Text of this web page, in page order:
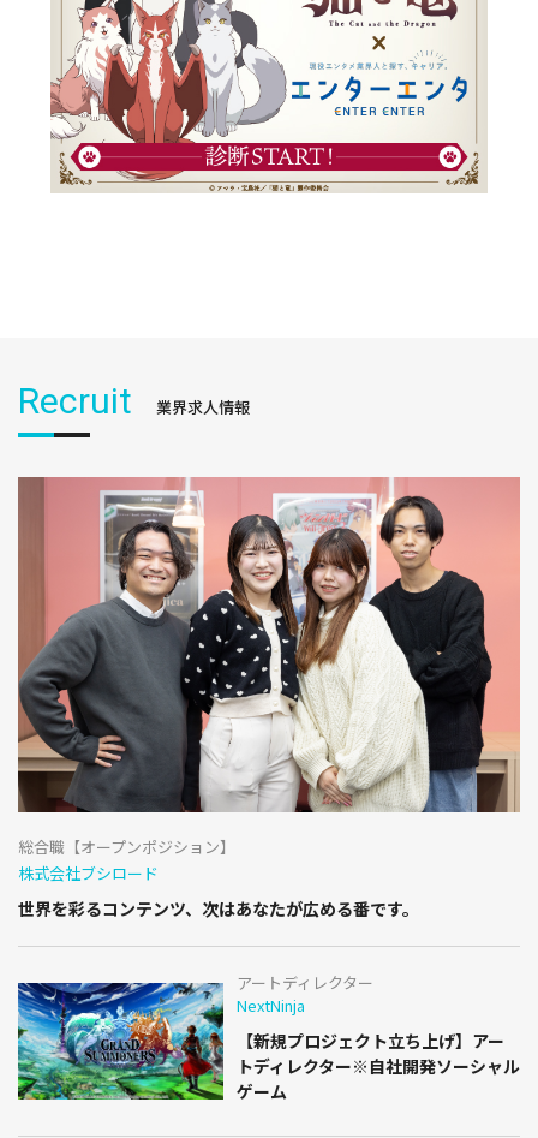
Recruit 業界求人情報
総合職【オープンポジション】
株式会社ブシロード
世界を彩るコンテンツ、次はあなたが広める番です。
アートディレクター
NextNinja
【新規プロジェクト立ち上げ】アー
トディレクター※自社開発ソーシャル
ゲーム